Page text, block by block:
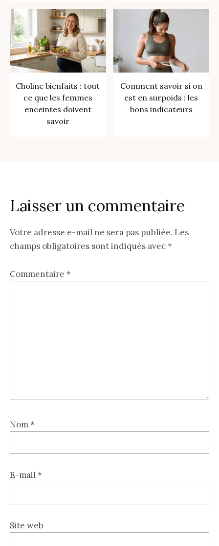
Choline bienfaits : tout
ce que les femmes
enceintes doivent
savoir
Comment savoir si on
est en surpoids : les
bons indicateurs
Laisser un commentaire
Votre adresse e-mail ne sera pas publiée. Les
champs obligatoires sont indiqués avec*
Commentaire *
Nom*
E-mail*
Site web